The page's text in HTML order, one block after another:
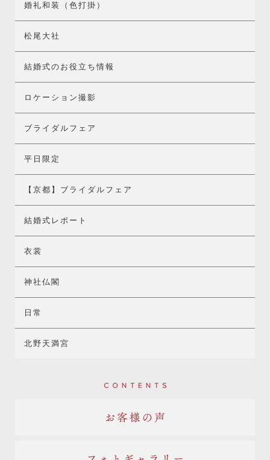
婚礼和装（色打掛）
松尾大社
結婚式のお役立ち情報
ロケーション撮影
ブライダルフェア
平日限定
【京都】ブライダルフェア
結婚式レポート
衣裳
神社仏閣
日常
北野天満宮
Contents
お客様の声
フォトギャラリー